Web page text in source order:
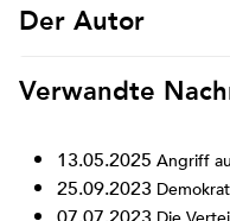
Der Autor
Verwandte
13.05.2025 Angriff
25.09.2023